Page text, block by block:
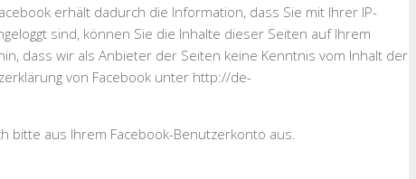
erhält dadurch die Information, dass Sie mit Ihrer IP-
sind, können Sie die Inhalte dieser Seiten auf Ihrem
dass wir als Anbieter der Seiten keine Kenntnis vom Inhalt der
von Facebook unter http://de-
bitte aus Ihrem Facebook-Benutzerkonto aus.